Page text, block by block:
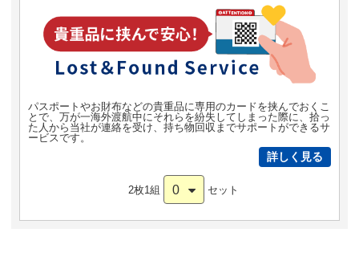
パスポートやお財布などの貴重品に専用のカードを挟んでおくこ
とで、万が一海外渡航中にそれらを紛失してしまった際に、拾っ
た人から当社が連絡を受け、持ち物回収までサポートができるサ
ービスです。
詳しく見る
2枚1組 0 セット